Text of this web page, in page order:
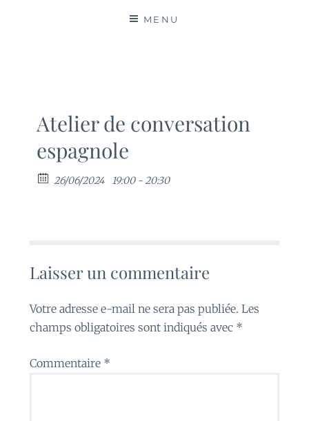
MENU
Atelier de conversation
espagnole
26/06/2024 19:00 - 20:30
Laisser un commentaire
Votre adresse e-mail ne sera pas publiée. Les
champs obligatoires sont indiqués avec *
Commentaire *